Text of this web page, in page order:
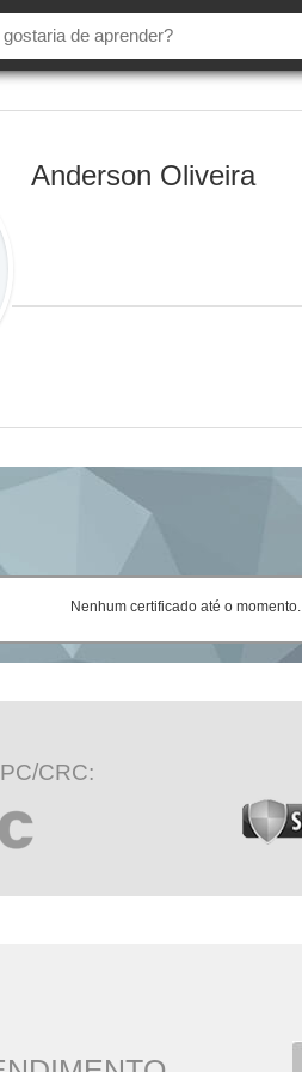
Anderson Oliveira
Nenhum certificado até o momento.
CRC: